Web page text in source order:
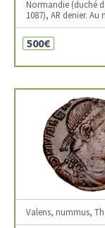
Normandie (duché
1087), AR denier.
500€
Valens, nummus,